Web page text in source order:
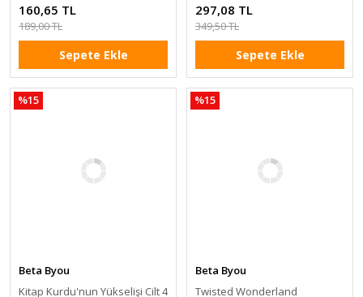
160,65 TL
189,00 TL
Sepete Ekle
297,08 TL
349,50 TL
Sepete Ekle
%15
Beta Byou
Kitap Kurdu'nun Yükselişi Cilt 4
%15
Beta Byou
Twisted Wonderland